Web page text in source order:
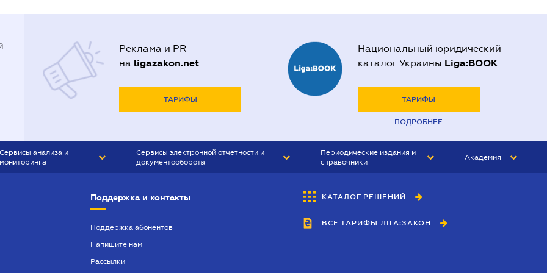
Реклама и PR
на ligazakon.net
ТАРИФЫ
Национальный юридический
каталог Украины Liga:BOOK
ТАРИФЫ
ПОДРОБНЕЕ
Сервисы анализа и
мониторинга
Сервисы электронной отчетности и
документооборота
Периодические издания и
справочники
БУХГАЛТЕР&ЗАКОН
ВЕСТНИК МСФО
Академия
Поддержка и контакты
Поддержка абонентов
Напишите нам
Рассылки
КАТАЛОГ РЕШЕНИЙ
ВСЕ ТАРИФЫ ЛІГА:ЗАКОН